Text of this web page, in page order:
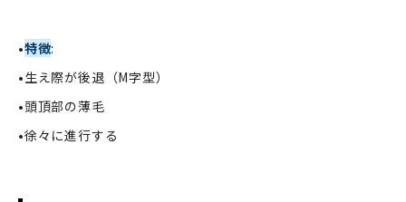
•特徴:
•生え際が後退（M字型）
•頭頂部の薄毛
•徐々に進行する